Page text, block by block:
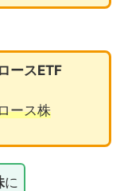
ースETF
ース株
に